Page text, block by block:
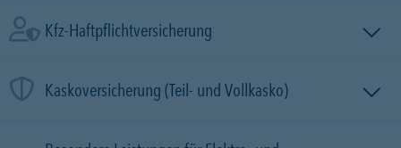
Kfz-Haftpflichtversicherung
Kaskoversicherung (Teil- und Vollkasko)